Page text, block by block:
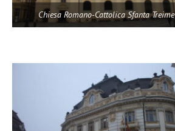
Chiesa Romano-Cattolica Sfanta Treime